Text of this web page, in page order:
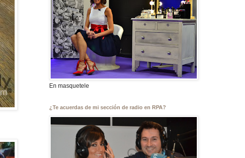
En masquetele
¿Te acuerdas de mi sección de radio en RPA?